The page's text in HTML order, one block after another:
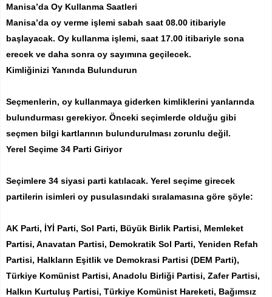
Manisa’da Oy Kullanma Saatleri
Manisa’da oy verme işlemi sabah saat 08.00 itibariyle
başlayacak. Oy kullanma işlemi, saat 17.00 itibariyle sona
erecek ve daha sonra oy sayımına geçilecek.
Kimliğinizi Yanında Bulundurun
Seçmenlerin, oy kullanmaya giderken kimliklerini yanlarında
bulundurması gerekiyor. Önceki seçimlerde olduğu gibi
seçmen bilgi kartlarının bulundurulması zorunlu değil.
Yerel Seçime 34 Parti Giriyor
Seçimlere 34 siyasi parti katılacak. Yerel seçime girecek
partilerin isimleri oy pusulasındaki sıralamasına göre şöyle:
AK Parti, İYİ Parti, Sol Parti, Büyük Birlik Partisi, Memleket
Partisi, Anavatan Partisi, Demokratik Sol Parti, Yeniden Refah
Partisi, Halkların Eşitlik ve Demokrasi Partisi (DEM Parti),
Türkiye Komünist Partisi, Anadolu Birliği Partisi, Zafer Partisi,
Halkın Kurtuluş Partisi, Türkiye Komünist Hareketi, Bağımsız